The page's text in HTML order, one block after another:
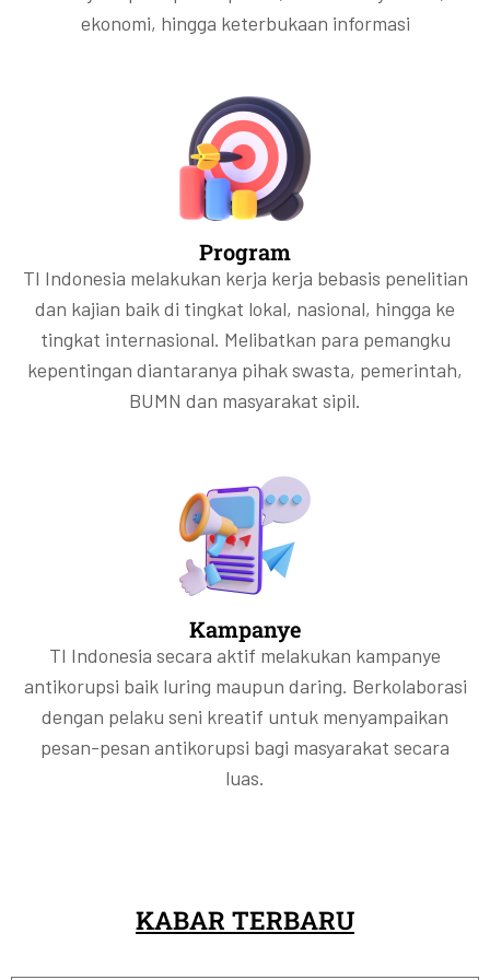
ekonomi, hingga keterbukaan informasi
Program
TI Indonesia melakukan kerja kerja bebasis penelitian
dan kajian baik di tingkat lokal, nasional, hingga ke
tingkat internasional. Melibatkan para pemangku
kepentingan diantaranya pihak swasta, pemerintah,
BUMN dan masyarakat sipil.
Kampanye
TI Indonesia secara aktif melakukan kampanye
antikorupsi baik luring maupun daring. Berkolaborasi
dengan pelaku seni kreatif untuk menyampaikan
pesan-pesan antikorupsi bagi masyarakat secara
luas.
KABAR TERBARU